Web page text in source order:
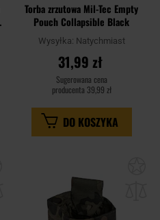
Torba zrzutowa Mil-Tec Empty
Pouch Collapsible Black
Wysyłka: Natychmiast
31,99 zł
Sugerowana cena
producenta 39,99 zł
DO KOSZYKA
schowka